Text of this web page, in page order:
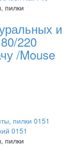
пилки
и
220
/Mouse
пилки